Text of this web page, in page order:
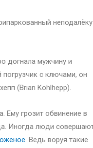
неподалёку
догнала мужчину и
с ключами, он
(Brian Kohlhepp).
Ему грозит обвинение в
Иногда люди
. Ведь воруя такие